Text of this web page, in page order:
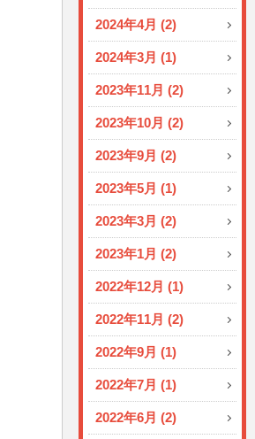
2024年4月 (2)
2024年3月 (1)
2023年11月 (2)
2023年10月 (2)
2023年9月 (2)
2023年5月 (1)
2023年3月 (2)
2023年1月 (2)
2022年12月 (1)
2022年11月 (2)
2022年9月 (1)
2022年7月 (1)
2022年6月 (2)